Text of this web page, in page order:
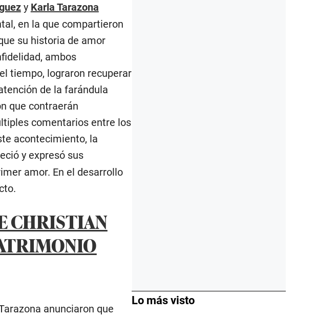
y Karla Tarazona
en la que compartieron
su historia de amor
ambos
tiempo, lograron recuperar
de la farándula
que contraerán
comentarios entre los
acontecimiento, la
y expresó sus
amor. En el desarrollo
CHRISTIAN
anunciaron que
Lo más visto